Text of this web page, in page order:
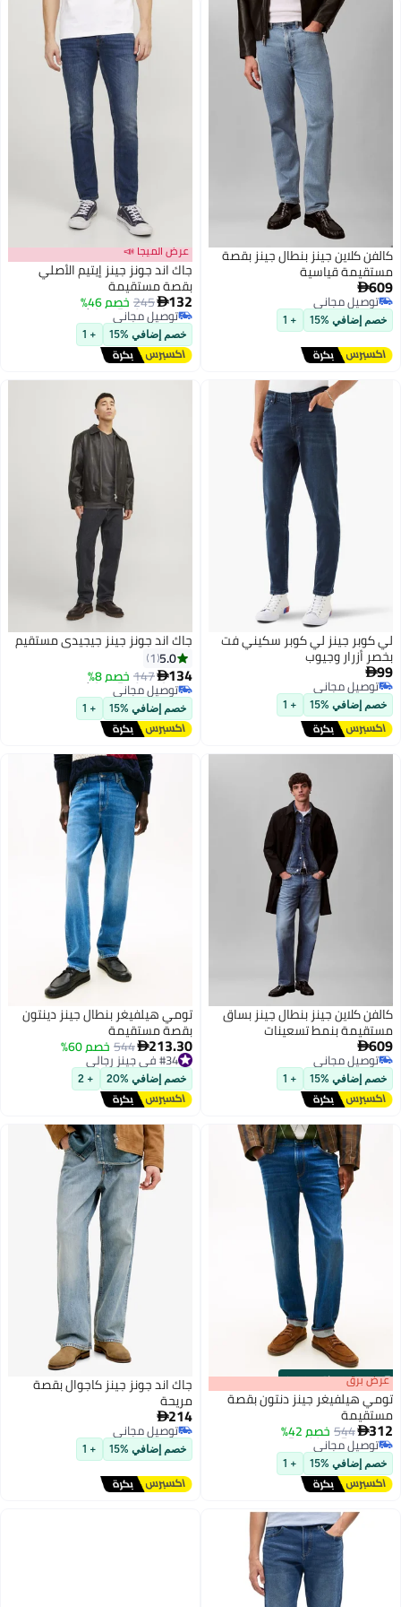
كالفن كلاين جينز بنطال جينز بقصة
مستقيمة قياسية
609
توصيل مجاني
توصيل مجاني
خصم إضافي %15 + 1
عرض الميجا 📣
جاك اند جونز جينز إيتيم الأصلي
بقصة مستقيمة
132
245خصم 46%
أقل سعر في 7 يوم
توصيل مجاني
أقل سعر في 7 يوم
خصم إضافي %15 + 1
لي كوبر جينز لي كوبر سكيني فت
بخصر أزرار وجيوب
99
توصيل مجاني
توصيل مجاني
خصم إضافي %15 + 1
جاك اند جونز جينز جيجيدي مستقيم
5.0
1
134
147خصم 8%
أقل سعر في 7 يوم
توصيل مجاني
أقل سعر في 7 يوم
خصم إضافي %15 + 1
كالفن كلاين جينز بنطال جينز بساق
مستقيمة بنمط تسعينات
609
توصيل مجاني
توصيل مجاني
خصم إضافي %15 + 1
تومي هيلفيغر بنطال جينز دينتون
بقصة مستقيمة
213.30
544خصم 60% #34 في جينز رجالي
أقل سعر في السنة
توصيل مجاني
#34 في جينز رجالي
خصم إضافي %20 + 2
00m:00s
·باقي 100% عرض برق
تومي هيلفيغر جينز دنتون بقصة
مستقيمة
312
544خصم 42%
#26 في جينز رجالي
توصيل مجاني
#26 في جينز رجالي
خصم إضافي %15 + 1
جاك اند جونز جينز كاجوال بقصة
مريحة
214
توصيل مجاني
توصيل مجاني
خصم إضافي %15 + 1